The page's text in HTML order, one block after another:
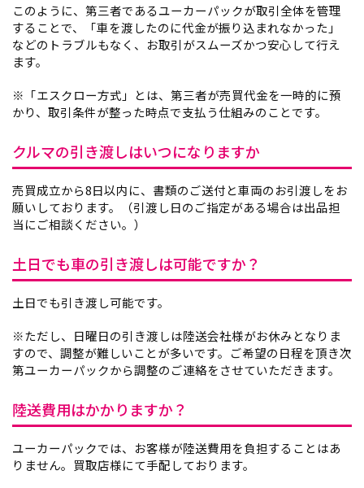
このように、第三者であるユーカーパックが取引全体を管理
することで、「車を渡したのに代金が振り込まれなかった」
などのトラブルもなく、お取引がスムーズかつ安心して行え
ます。
※「エスクロー方式」とは、第三者が売買代金を一時的に預
かり、取引条件が整った時点で支払う仕組みのことです。
クルマの引き渡しはいつになりますか
売買成立から8日以内に、書類のご送付と車両のお引渡しをお
願いしております。（引渡し日のご指定がある場合は出品担
当にご相談ください。）
土日でも車の引き渡しは可能ですか？
土日でも引き渡し可能です。
※ただし、日曜日の引き渡しは陸送会社様がお休みとなりま
すので、調整が難しいことが多いです。ご希望の日程を頂き次
第ユーカーパックから調整のご連絡をさせていただきます。
陸送費用はかかりますか？
ユーカーパックでは、お客様が陸送費用を負担することはあ
りません。買取店様にて手配しております。